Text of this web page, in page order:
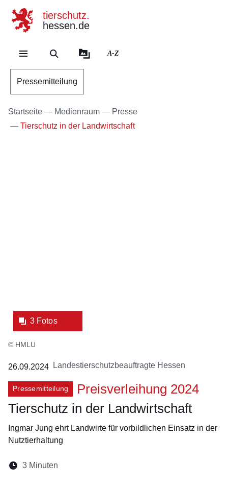
tierschutz.
hessen.de
A-Z
Pressemitteilung
Startseite Medienraum
Presse
Tierschutz in der Landwirtschaft
3 Fotos
© HMLU
26.09.2024 Landestierschutzbeauftragte Hessen
Pressemitteilung
Preisverleihung 2024
Tierschutz in der Landwirtschaft
Ingmar Jung ehrt Landwirte für vorbildlichen Einsatz in der
Nutztierhaltung
Lesedauer:
3 Minuten